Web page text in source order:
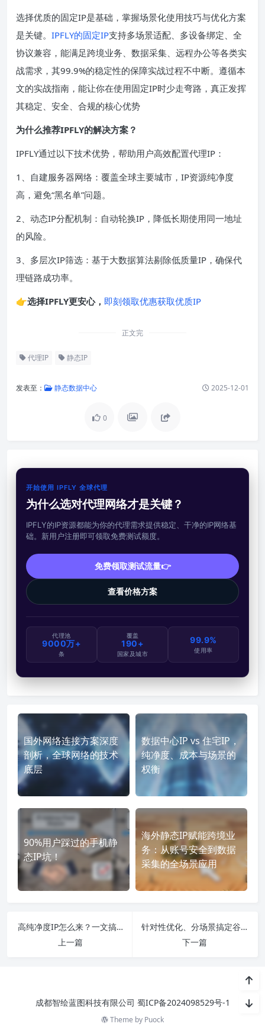
选择优质的固定IP是基础，掌握场景化使用技巧与优化方案
是关键。 IPFLY的固定IP支持多场景适配、多设备绑定、全
协议兼容，能满足跨境业务、数据采集、远程办公等各类实
战需求，其99.9%的稳定性的保障实战过程不中断。遵循本
文的实战指南，能让你在使用固定IP时少走弯路，真正发挥
其稳定、安全、合规的核心优势
为什么推荐IPFLY的解决方案？
IPFLY通过以下技术优势，帮助用户高效配置代理IP：
1、自建服务器网络：覆盖全球主要城市，IP资源纯净度
高，避免“黑名单”问题。
2、动态IP分配机制：自动轮换IP，降低长期使用同一地址
的风险。
3、多层次IP筛选：基于大数据算法剔除低质量IP，确保代
理链路成功率。
👉选择IPFLY更安心， 即刻领取优惠获取优质IP
正文完
代理IP 静态IP
发表至： 静态数据中心 2025-12-01
0
开始使用 IPFLY 全球代理
为什么选对代理网络才是关键？
IPFLY的IP资源都能为你的代理需求提供稳定、干净的IP网络基
础。新用户注册即可领取免费测试额度。
免费领取测试流量👉
查看价格方案
代理池
9000万+
条
覆盖
190+
国家及城市
99.9%
使用率
国外网络连接方案深度
剖析，全球网络的技术
底层
数据中心IP vs 住宅IP，
纯净度、成本与场景的
权衡
90%用户踩过的手机静
态IP坑！
海外静态IP赋能跨境业
务：从账号安全到数据
采集的全场景应用
高纯净度IP怎么来？一文搞定选择+维护+避坑
上一篇
针对性优化、分场景搞定谷歌访问慢
下一篇
成都智绘蓝图科技有限公司 蜀ICP备2024098529号-1
Theme by Puock